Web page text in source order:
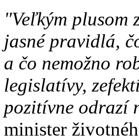
"Veľkým plusom
jasné pravidlá,
a čo nemožno
legislatívy,
pozitívne odrazí
minister